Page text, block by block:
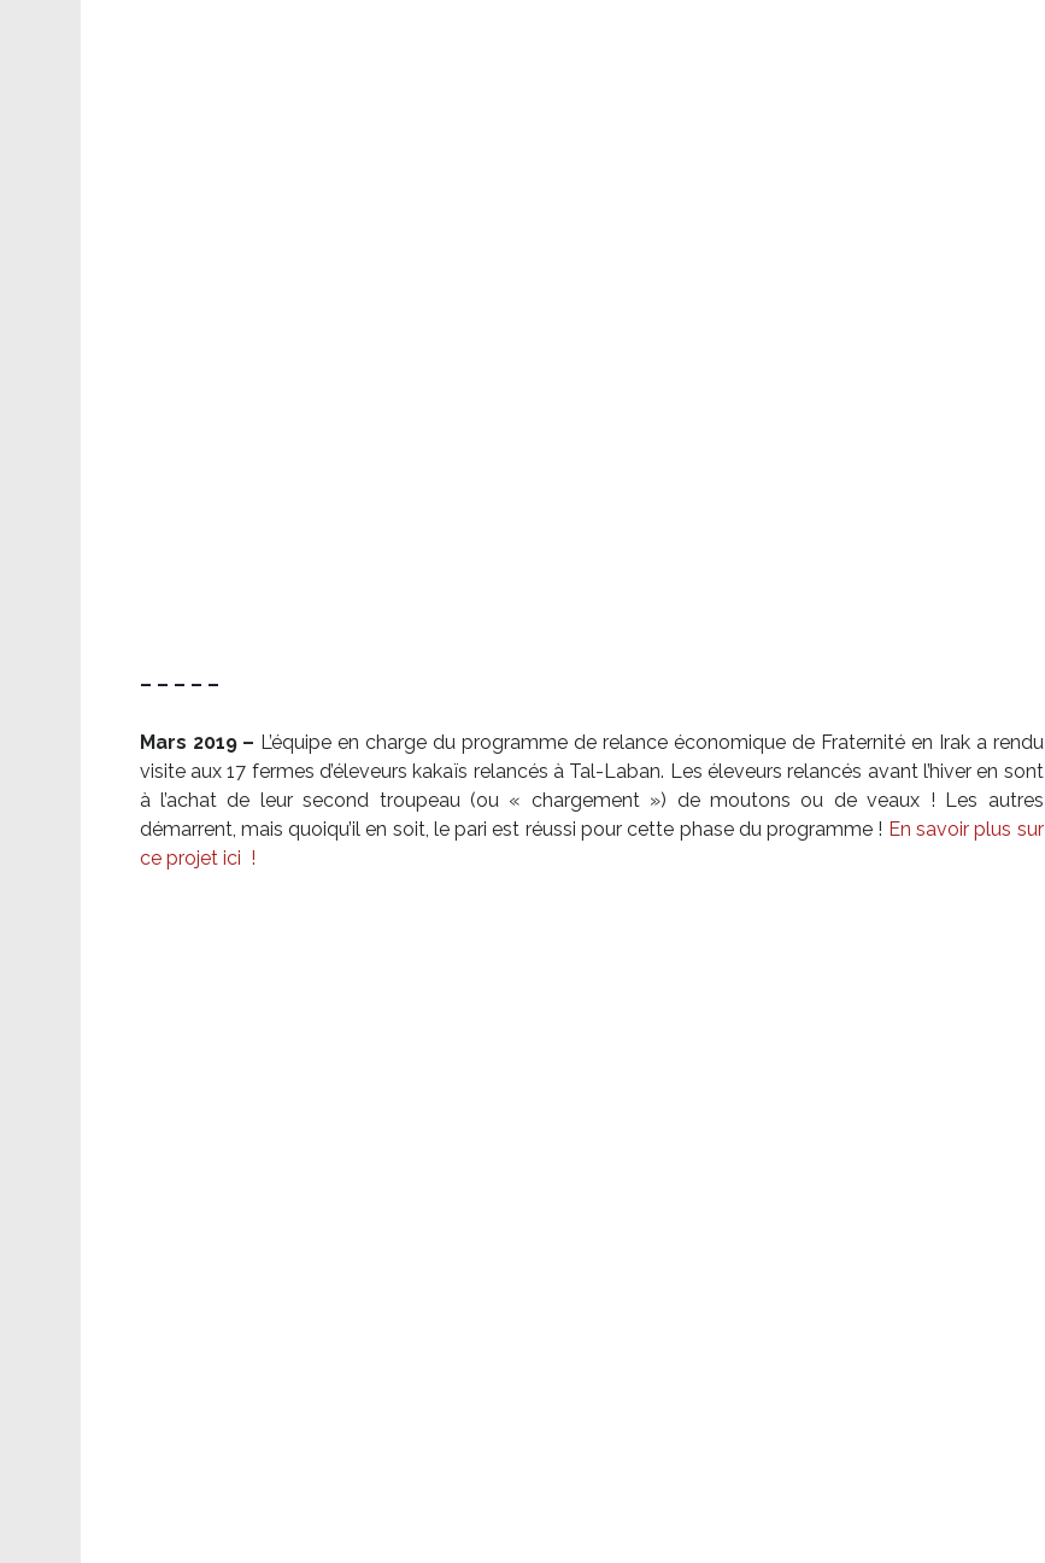
– – – – –
Mars 2019 – L’équipe en charge du programme de relance économique de Fraternité en Irak a rendu
visite aux 17 fermes d’éleveurs kakaïs relancés à Tal-Laban. Les éleveurs relancés avant l’hiver en sont
à l’achat de leur second troupeau (ou « chargement ») de moutons ou de veaux ! Les autres
démarrent, mais quoiqu’il en soit, le pari est réussi pour cette phase du programme ! En savoir plus sur
ce projet ici !